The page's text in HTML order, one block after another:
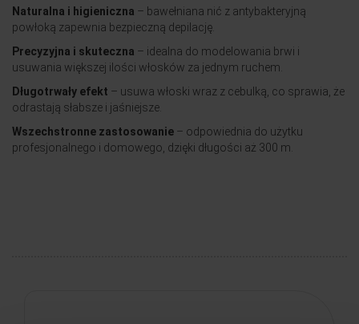
Naturalna i higieniczna – bawełniana nić z antybakteryjną
powłoką zapewnia bezpieczną depilację.
Precyzyjna i skuteczna – idealna do modelowania brwi i
usuwania większej ilości włosków za jednym ruchem.
Długotrwały efekt – usuwa włoski wraz z cebulką, co sprawia, że
odrastają słabsze i jaśniejsze.
Wszechstronne zastosowanie – odpowiednia do użytku
profesjonalnego i domowego, dzięki długości aż 300 m.